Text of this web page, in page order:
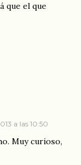
que el que
a las 10:50
Muy curioso,